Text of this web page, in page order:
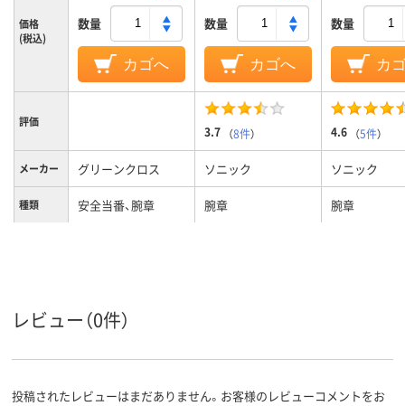
価格
(税込)
数量
カゴへ
数量
カゴへ
数量
カ
評価
3.7 （8件） 4.6 （5件）
メーカー グリーンクロス ソニック ソニック
種類 安全当番、腕章 腕章 腕章
レビュー（0件）
投稿されたレビューはまだありません。お客様のレビューコメントをお